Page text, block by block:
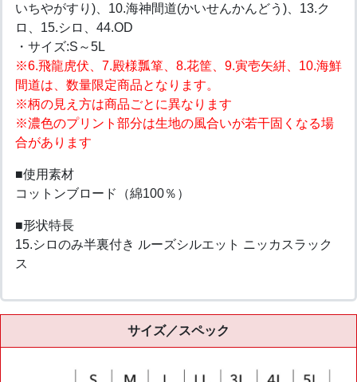
いちやがすり)、10.海神間道(かいせんかんどう)、13.ク
ロ、15.シロ、44.OD
・サイズ:S～5L
※6.飛龍虎伏、7.殿様瓢箪、8.花筐、9.寅壱矢絣、10.海鮮
間道は、数量限定商品となります。
※柄の見え方は商品ごとに異なります
※濃色のプリント部分は生地の風合いが若干固くなる場
合があります
■使用素材
コットンブロード（綿100％）
■形状特長
15.シロのみ半裏付き ルーズシルエット ニッカスラック
ス
サイズ／スペック